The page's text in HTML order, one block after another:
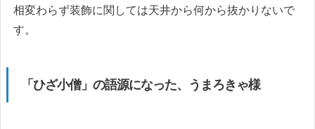
相変わらず装飾に関しては天井から何から抜かりないで
す。
「ひざ小僧」の語源になった、うまろきゃ様